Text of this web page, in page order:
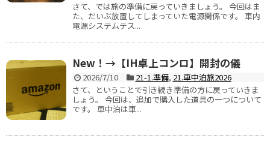
さて、では旅の準備に戻っていきましょう。 今回はま
た、だいぶ放置してしまっていた電源関係です。 車内
電源システムテス...
New！→【IH卓上コンロ】開封の儀
2026/7/10 21-1.準備, 21.車中泊旅2026
さて、ということで引き続き準備の方に戻っていきま
しょう。 今回は、追加で購入した道具の一つについて
です。 車中泊は車...